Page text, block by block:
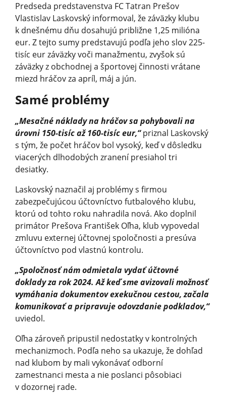
Predseda predstavenstva FC Tatran Prešov
Vlastislav Laskovský informoval, že záväzky klubu
k dnešnému dňu dosahujú približne 1,25 milióna
eur. Z tejto sumy predstavujú podľa jeho slov 225-
tisíc eur záväzky voči manažmentu, zvyšok sú
záväzky z obchodnej a športovej činnosti vrátane
miezd hráčov za apríl, máj a jún.
Samé problémy
„Mesačné náklady na hráčov sa pohybovali na
úrovni 150-tisíc až 160-tisíc eur,“priznal Laskovský
s tým, že počet hráčov bol vysoký, keď v dôsledku
viacerých dlhodobých zranení presiahol tri
desiatky.
Laskovský naznačil aj problémy s firmou
zabezpečujúcou účtovníctvo futbalového klubu,
ktorú od tohto roku nahradila nová. Ako doplnil
primátor Prešova František Oľha, klub vypovedal
zmluvu externej účtovnej spoločnosti a presúva
účtovníctvo pod vlastnú kontrolu.
„Spoločnosť nám odmietala vydať účtovné
doklady za rok 2024. Až keď sme avizovali možnosť
vymáhania dokumentov exekučnou cestou, začala
komunikovať a pripravuje odovzdanie podkladov,“
uviedol.
Oľha zároveň pripustil nedostatky v kontrolných
mechanizmoch. Podľa neho sa ukazuje, že dohľad
nad klubom by mali vykonávať odborní
zamestnanci mesta a nie poslanci pôsobiaci
v dozornej rade.